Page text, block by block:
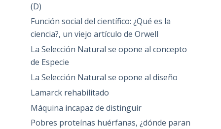
(D)
Función social del científico: ¿Qué es la
ciencia?, un viejo artículo de Orwell
La Selección Natural se opone al concepto
de Especie
La Selección Natural se opone al diseño
Lamarck rehabilitado
Máquina incapaz de distinguir
Pobres proteínas huérfanas, ¿dónde paran